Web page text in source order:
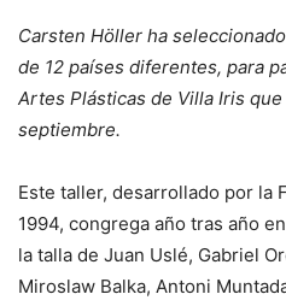
Carsten Höller ha
de 12 países diferentes, para
Artes Plásticas de Villa Iris
septiembre.
Este taller, desarrollado por la
1994, congrega año tras año
la talla de Juan Uslé, Gabriel
Miroslaw Balka, Antoni